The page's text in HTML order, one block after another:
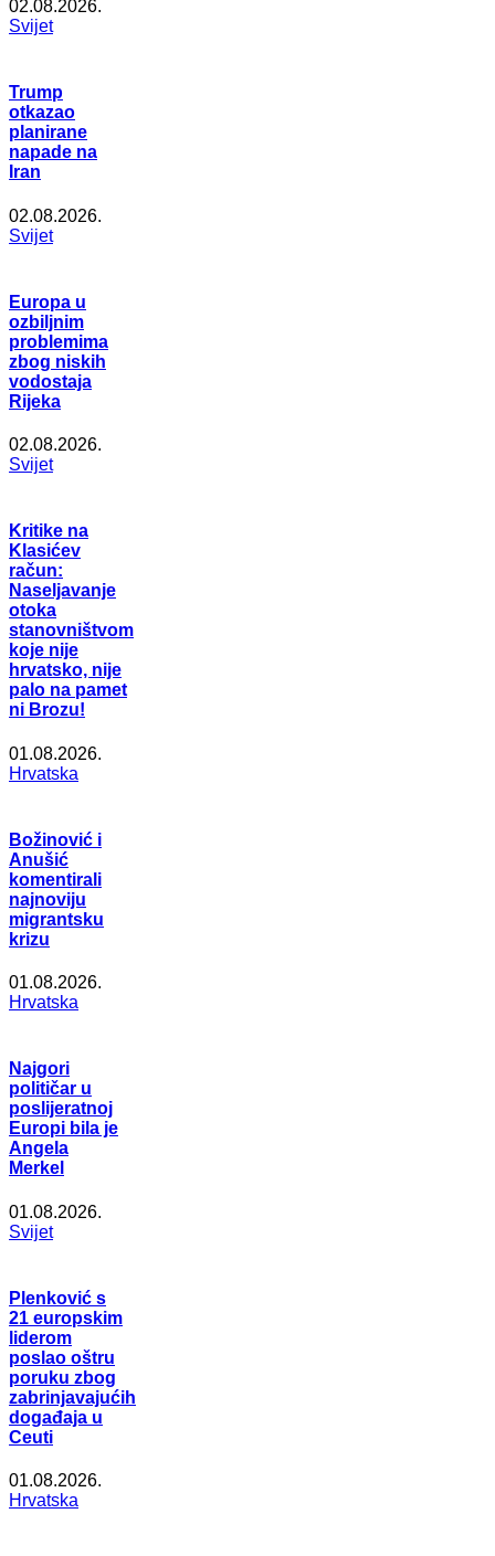
02.08.2026.
Svijet
Trump
otkazao
planirane
napade na
Iran
02.08.2026.
Svijet
Europa u
ozbiljnim
problemima
zbog niskih
vodostaja
Rijeka
02.08.2026.
Svijet
Kritike na
Klasićev
račun:
Naseljavanje
otoka
stanovništvom
koje nije
hrvatsko, nije
palo na pamet
ni Brozu!
01.08.2026.
Hrvatska
Božinović i
Anušić
komentirali
najnoviju
migrantsku
krizu
01.08.2026.
Hrvatska
Najgori
političar u
poslijeratnoj
Europi bila je
Angela
Merkel
01.08.2026.
Svijet
Plenković s
21 europskim
liderom
poslao oštru
poruku zbog
zabrinjavajućih
događaja u
Ceuti
01.08.2026.
Hrvatska